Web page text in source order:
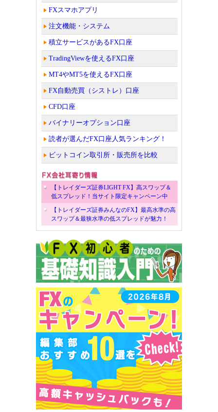
FXスマホアプリ
注文機能・システム
積立サービスがあるFX口座
TradingViewを使えるFX口座
MT4やMT5を使えるFX口座
FX自動売買（シストレ）口座
CFD口座
バイナリーオプション口座
読者が選んだFX口座人気ランキング！
ビットコイン取引所・販売所を比較
【トレイダーズ証券LIGHT FX】高スワップ＆
低スプレッド！当サイト限定キャンペーン中
【トレイダーズ証券みんなのFX】最高水準の高
スワップ＆最狭水準の低スプレッドが魅力！